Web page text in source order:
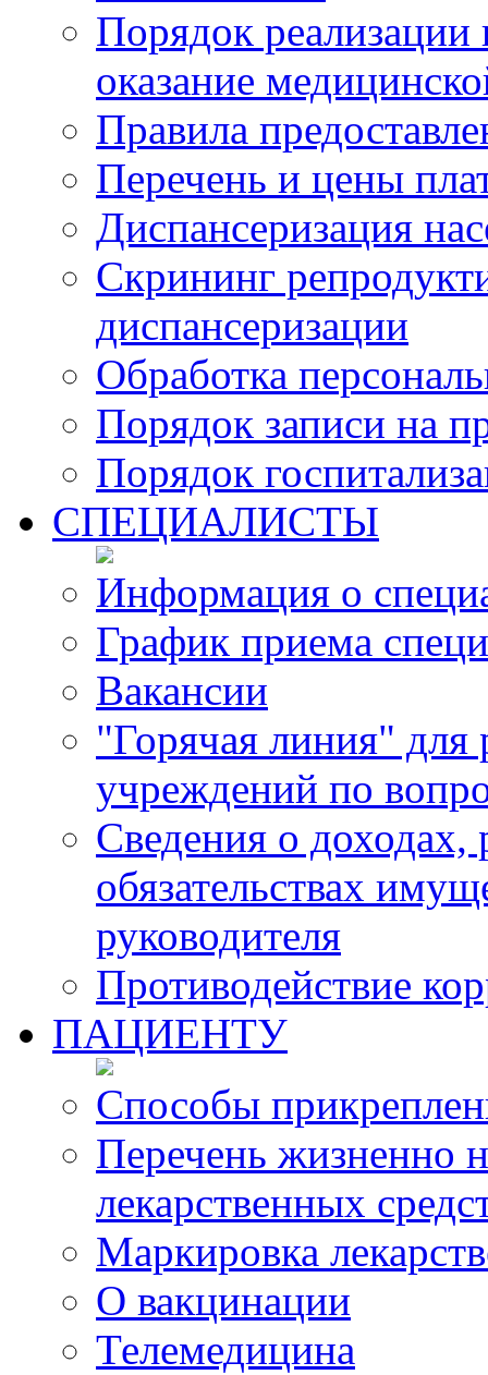
Порядок реализации
оказание
Правила
Перечень и цены
Диспансеризация
Скрининг
диспансеризации
Обработка
Порядок записи на
Порядок
СПЕЦИАЛИСТЫ
Информация о
График приема
Вакансии
"Горячая линия"
учреждений по
Сведения о доходах,
обязательствах
руководителя
Противодействие
ПАЦИЕНТУ
Способы
Перечень жизненно
лекарственных
Маркировка
О вакцинации
Телемедицина